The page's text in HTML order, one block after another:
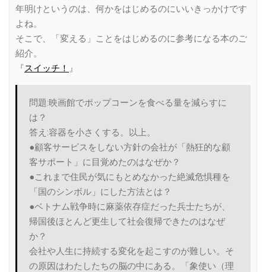
年明けというのは、何かをはじめるのにいいきっかけです
よね。
そこで、「変える」ことをはじめるのに参考になる本のご
紹介。
『スイッチ！ 』
問題:映画館でポップコーンを食べる量を減らすに
は？
答え:容器を小さくする。以上。
●顧客サービスをしない方針の会社が「熱狂的な顧
客サポート」に目覚めたのはなぜか？
●これまで住民が気にもとめなかった絶滅危惧種を
「国のシンボル」にした方法とは？
●ベトナム戦争時に麻薬依存症だった兵士たちが、
帰国後ほとんど更生して社会復帰できたのはなぜ
か？
会社や人生に持続する変化を起こすのが難しい。そ
の原因はわたしたちの脳の中にある。「象使い（理